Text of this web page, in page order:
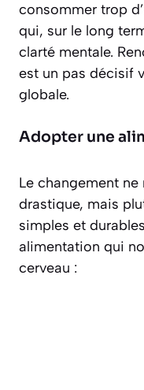
consommer trop
qui, sur le long
clarté mentale.
est un pas décisif
globale.
Adopter une
Le changement
drastique, mais
simples et
alimentation qui
cerveau :